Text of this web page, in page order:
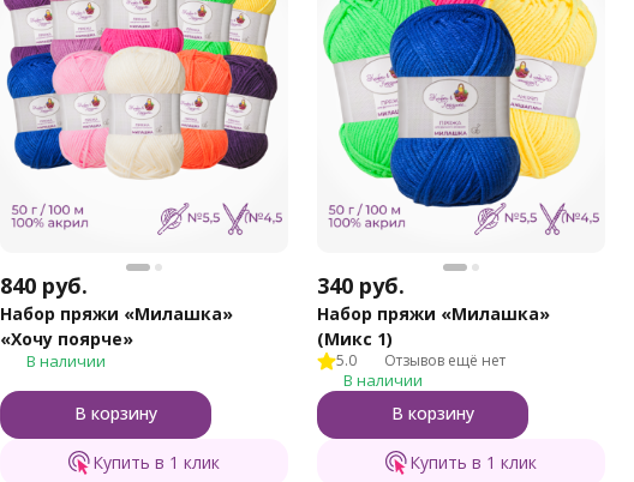
840 руб.
Набор пряжи «Милашка»
«Хочу поярче»
В наличии
В корзину
Купить в 1 клик
340 руб.
Набор пряжи «Милашка»
(Микс 1)
5.0 Отзывов ещё нет
В наличии
В корзину
Купить в 1 клик